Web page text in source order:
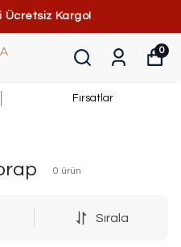
Ücretsiz Kargo!
0
Fırsatlar
0 ürün
Sırala